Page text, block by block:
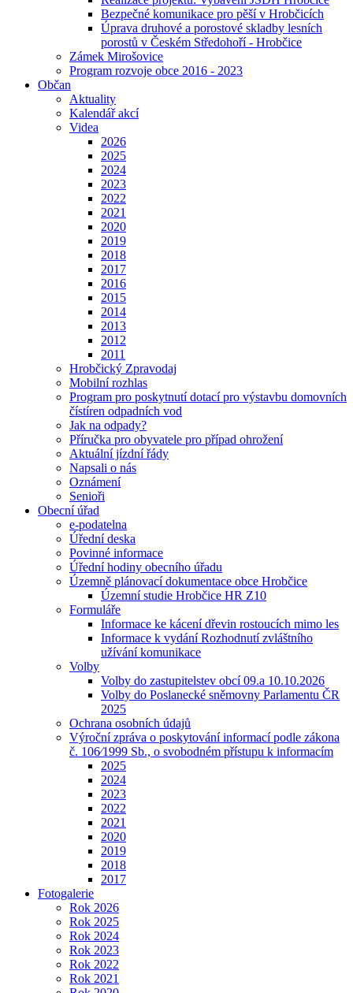
Bezpečné komunikace pro pěší v Hrobčicích
Úprava druhové a porostové skladby lesních
porostů v Českém Středohoří - Hrobčice
Zámek Mirošovice
Program rozvoje obce 2016 - 2023
Občan
Aktuality
Kalendář akcí
Videa
2026
2025
2024
2023
2022
2021
2020
2019
2018
2017
2016
2015
2014
2013
2012
2011
Hrobčický Zpravodaj
Mobilní rozhlas
Program pro poskytnutí dotací pro výstavbu domovních
čístíren odpadních vod
Jak na odpady?
Příručka pro obyvatele pro případ ohrožení
Aktuální jízdní řády
Napsali o nás
Oznámení
Senioři
Obecní úřad
e-podatelna
Úřední deska
Povinné informace
Úřední hodiny obecního úřadu
Územně plánovací dokumentace obce Hrobčice
Územní studie Hrobčice HR Z10
Formuláře
Informace ke kácení dřevin rostoucích mimo les
Informace k vydání Rozhodnutí zvláštního
užívání komunikace
Volby
Volby do zastupitelstev obcí 09.a 10.10.2026
Volby do Poslanecké sněmovny Parlamentu ČR
2025
Ochrana osobních údajů
Výroční zpráva o poskytování informací podle zákona
č. 106⁄1999 Sb., o svobodném přístupu k informacím
2025
2024
2023
2022
2021
2020
2019
2018
2017
Fotogalerie
Rok 2026
Rok 2025
Rok 2024
Rok 2023
Rok 2022
Rok 2021